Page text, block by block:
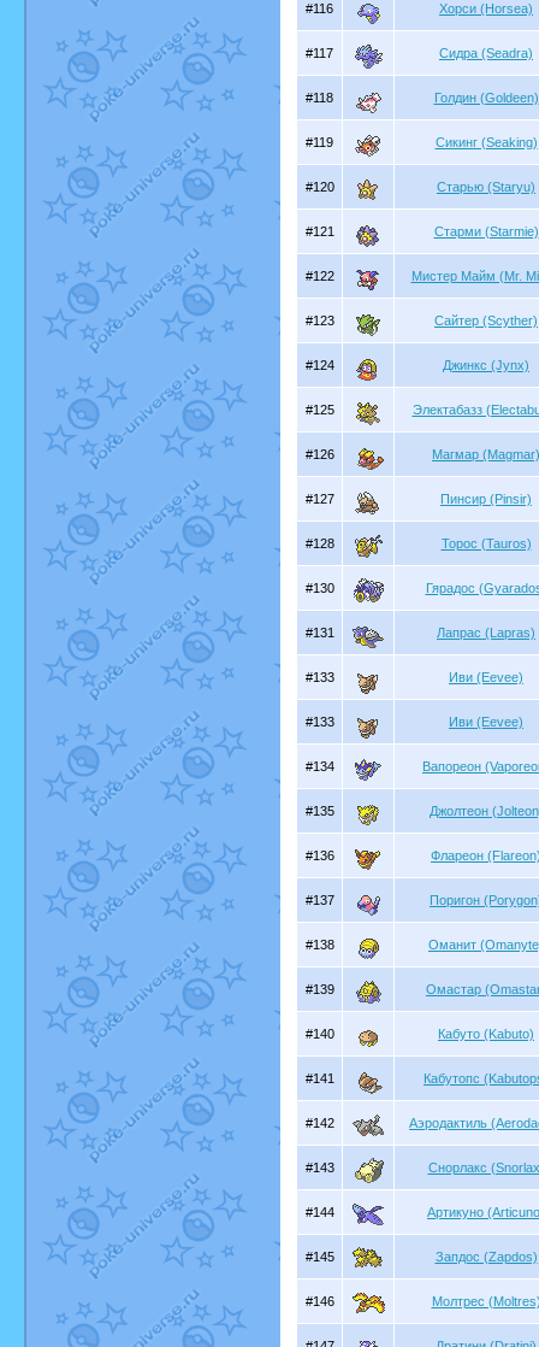
#116 Хорси (Horsea)
#117 Сидра (Seadra)
#118 Голдин (Goldeen)
#119 Сикинг (Seaking)
#120 Старью (Staryu)
#121 Старми (Starmie)
#122 Мистер Майм (Mr.
#123 Сайтер (Scyther)
#124 Джинкс (Jynx)
#125 Электабазз
#126 Магмар (Magmar)
#127 Пинсир (Pinsir)
#128 Торос (Tauros)
#130 Гярадос
#131 Лапрас (Lapras)
#133 Иви (Eevee)
#133 Иви (Eevee)
#134 Вапореон
#135 Джолтеон
#136 Флареон
#137 Поригон
#138 Оманит
#139 Омастар
#140 Кабуто (Kabuto)
#141 Кабутопс
#142 Аэродактиль
#143 Снорлакс
#144 Артикуно
#145 Запдос (Zapdos)
#146 Молтрес